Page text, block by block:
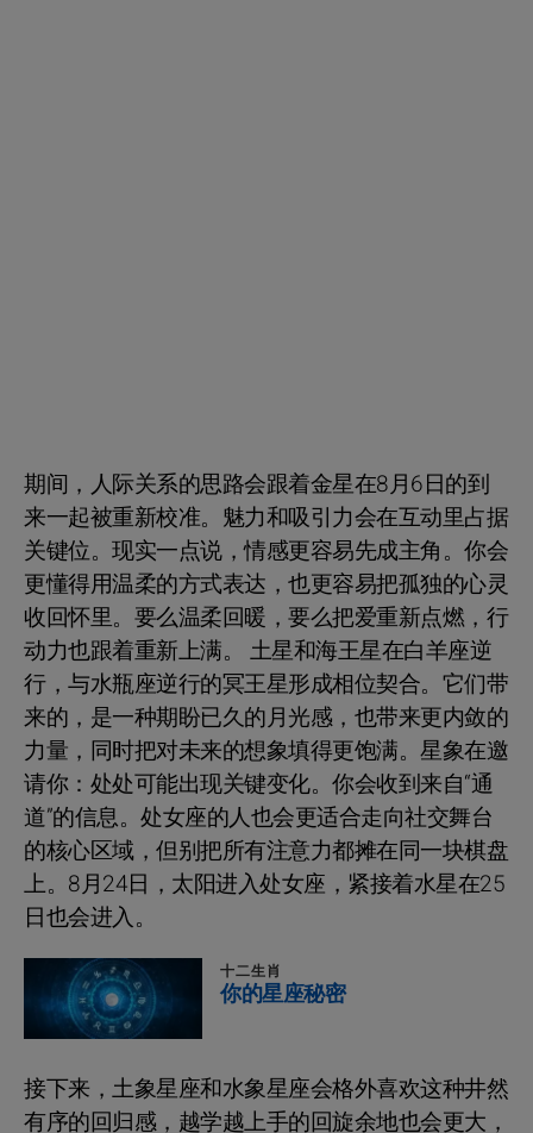
期间，人际关系的思路会跟着金星在8月6日的到
来一起被重新校准。魅力和吸引力会在互动里占据
关键位。现实一点说，情感更容易先成主角。你会
更懂得用温柔的方式表达，也更容易把孤独的心灵
收回怀里。要么温柔回暖，要么把爱重新点燃，行
动力也跟着重新上满。 土星和海王星在白羊座逆
行，与水瓶座逆行的冥王星形成相位契合。它们带
来的，是一种期盼已久的月光感，也带来更内敛的
力量，同时把对未来的想象填得更饱满。星象在邀
请你：处处可能出现关键变化。你会收到来自“通
道”的信息。处女座的人也会更适合走向社交舞台
的核心区域，但别把所有注意力都摊在同一块棋盘
上。8月24日，太阳进入处女座，紧接着水星在25
日也会进入。
十二生肖
你的星座秘密
接下来，土象星座和水象星座会格外喜欢这种井然
有序的回归感，越学越上手的回旋余地也会更大，